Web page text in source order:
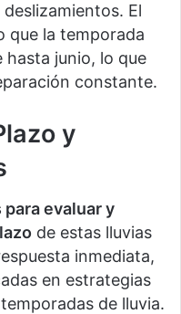
El
que la temporada
hasta junio, lo que
constante​.
y
evaluar y
de estas lluvias
inmediata,
en estrategias
de lluvia.